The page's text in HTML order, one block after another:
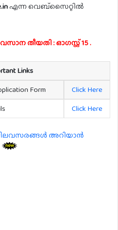
എന്ന വെബ്സൈറ്റിൽ
തീയതി : ഓഗസ്റ്റ് 15 .
Links
Form
Click Here
Click Here
അറിയാൻ